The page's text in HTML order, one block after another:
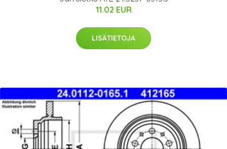
11.02 EUR
LISÄTIETOJA